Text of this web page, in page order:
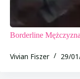
Borderline
Vivian Fiszer 29/